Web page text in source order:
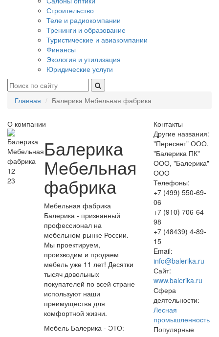
Строительство
Теле и радиокомпании
Тренинги и образование
Туристические и авиакомпании
Финансы
Экология и утилизация
Юридические услуги
Главная Балерика Мебельная фабрика
О компании
12
23
Балерика
Мебельная
фабрика
Мебельная фабрика
Балерика - признанный
профессионал на
мебельном рынке России.
Мы проектируем,
производим и продаем
мебель уже 11 лет! Десятки
тысяч довольных
покупателей по всей стране
используют наши
преимущества для
комфортной жизни.
Мебель Балерика - ЭТО:
Контакты
Другие названия:
"Пересвет" ООО,
"Балерика ПК"
ООО, "Балерика"
ООО
Телефоны:
+7 (499) 550-69-
06
+7 (910) 706-64-
98
+7 (48439) 4-89-
15
Email:
info@balerika.ru
Сайт:
www.balerika.ru
Сфера
деятельности:
Лесная
промышленность
Популярные